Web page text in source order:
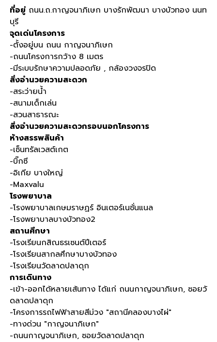
ที่อยู่ ถนน.ถ.กาญจนาภิเษก บางรักพัฒนา บางบัวทอง นนท
บุรี
จุดเด่นโครงการ
-ตั้งอยู่บน ถนน กาญจนาภิเษก
-ถนนโครงการกว้าง 8 เมตร
-มีระบบรักษาความปลอดภัย , กล้องวงจรปิด
สิ่งอำนวยความสะดวก
-สระว่ายน้ำ
-สนามเด็กเล่น
-สวนสาธารณะ
สิ่งอำนวยความสะดวกรอบนอกโครงการ
ห้างสรรพสินค้า
-เซ็นทรัลเวสต์เกต
-บิ๊กซี
-อิเกีย บางใหญ่
-Maxvalu
โรงพยาบาล
-โรงพยาบาลเกษมราษฏร์ อินเตอร์เนชั่นแนล
-โรงพยาบาลบางบัวทอง2
สถานศึกษา
-โรงเรียนกสิณธรเซนต์ปีเตอร์
-โรงเรียนสากลศึกษาบางบัวทอง
-โรงเรียนวัดลาดปลาดุก
การเดินทาง
-เข้า-ออกได้หลายเส้นทาง ได้แก่ ถนนกาญจนาภิเษก, ซอยวั
ดลาดปลาดุก
-โครงการรถไฟฟ้าสายสีม่วง "สถานีคลองบางไผ่"
-ทางด่วน "กาญจนาภิเษก"
-ถนนกาญจนาภิเษก, ซอยวัดลาดปลาดุก